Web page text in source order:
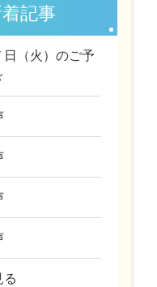
記事
（火）のご予
る